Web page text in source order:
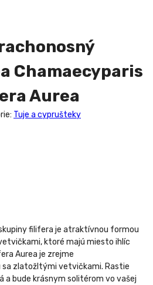
Chamaecyparis
Aurea
Tuje a cyprušteky
filifera je atraktívnou formou
ktoré majú miesto ihlíc
Aurea je zrejme
sa zlatožltými vetvičkami. Rastie
a bude krásnym solitérom vo vašej